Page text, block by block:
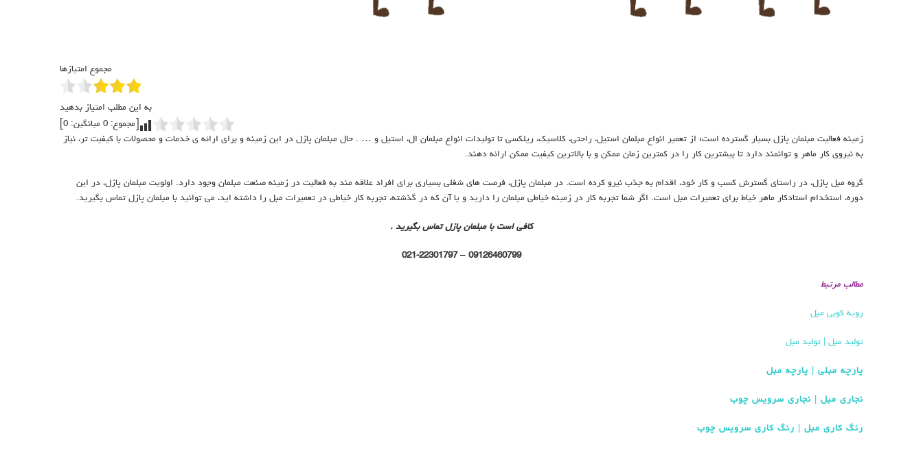
مجموع امتیازها
به این مطلب امتیاز بدهید
[مجموع: 0 میانگین: 0
زمینه فعالیت مبلمان پازل بسیار گسترده است؛ از تعمیر انواع مبلمان استیل، راحتی، کلاسیک، ریلکسی تا تولیدات انواع مبلمان ال، استیل و … . حال مبلمان پازل در این زمینه و برای ارائه ی خدمات و محصولات با کیفیت تر، نیاز
به نیروی کار ماهر و توانمند دارد تا بیشترین کار را در کمترین زمان ممکن و با بالاترین کیفیت ممکن ارائه دهند.
گروه مبل پازل، در راستای گسترش کسب و کار خود، اقدام به جذب نیرو کرده است. در مبلمان پازل، فرصت های شغلی بسیاری برای افراد علاقه مند به فعالیت در زمینه صنعت مبلمان وجود دارد. اولویت مبلمان پازل، در این
دوره، استخدام استادکار ماهر خیاط برای تعمیرات مبل است. اگر شما تجربه کار در زمینه خیاطی مبلمان را دارید و یا آن که در گذشته، تجربه کار خیاطی در تعمیرات مبل را داشته اید، می توانید با مبلمان پازل تماس بگیرید.
کافی است با مبلمان پازل تماس بگیرید .
09126460799 –
021-22301797
مطالب مرتبط
رویه کوبی مبل
تولید مبل | تولید مبل
پارچه مبلی | پارچه مبل
نجاری مبل | نجاری سرویس چوب
رنگ کاری مبل | رنگ کاری سرویس چوب